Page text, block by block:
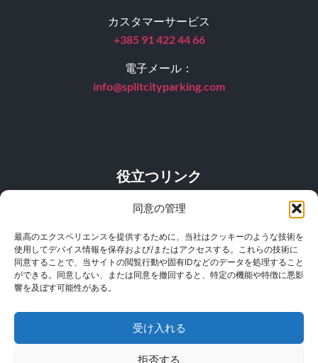
同意の管理
最高のエクスペリエンスを提供するために、当社はクッキーのような技術を
使用してデバイス情報を保存および/またはアクセスする。これらの技術に
同意することで、当サイトの閲覧行動や固有IDなどのデータを処理すること
ができる。同意しない、または同意を撤回すると、特定の機能や特徴に悪影
響を及ぼす可能性がある。
受け入れる
拒否する
カスタマーサービス
+385 91 422 44 66
電子メール：
info@splitcityparking.com
役立つリンク
よくある質問
価格表
所在地
一般的な使用条件